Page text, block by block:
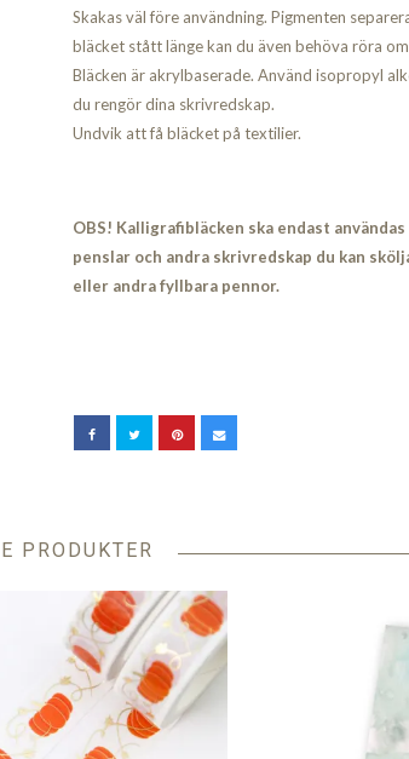
Skakas väl före användning. Pigmenten
bläcket stått länge kan du även behöva röra
Bläcken är akrylbaserade. Använd isopropyl
du rengör dina skrivredskap.
Undvik att få bläcket på textilier.
OBS! Kalligrafibläcken ska endast
penslar och andra skrivredskap du kan
eller andra fyllbara pennor.
PRODUKTER